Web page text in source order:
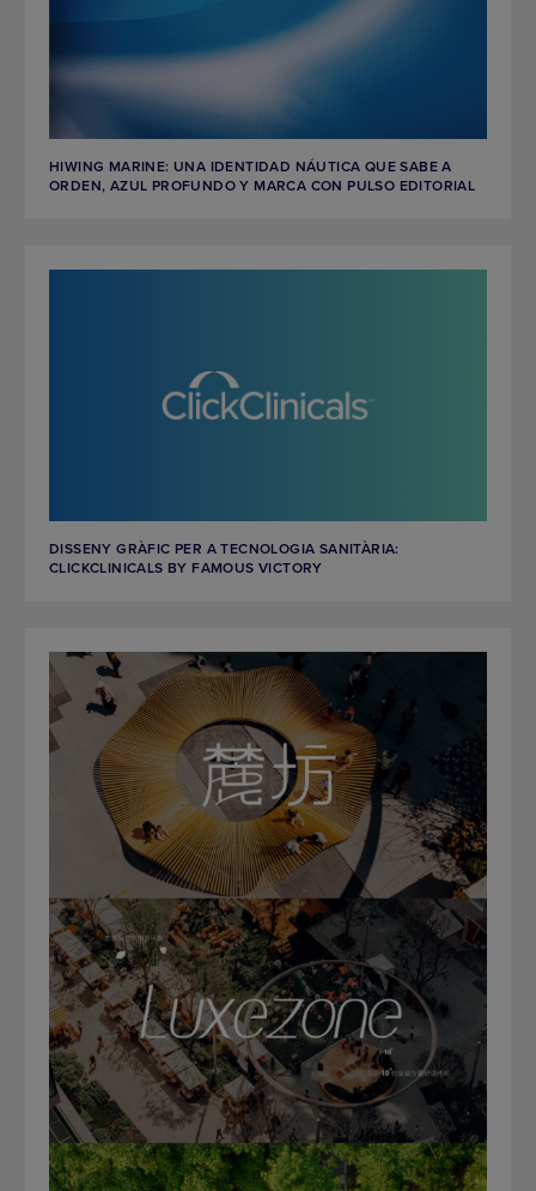
HIWING MARINE: UNA IDENTIDAD NÁUTICA QUE SABE A
ORDEN, AZUL PROFUNDO Y MARCA CON PULSO EDITORIAL
DISSENY GRÀFIC PER A TECNOLOGIA SANITÀRIA:
CLICKCLINICALS BY FAMOUS VICTORY